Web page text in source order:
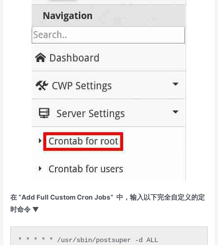
在 “Add Full Custom Cron Jobs” 中，输入以下完全自定义的定
时命令 ▼
* * * * * /usr/sbin/postsuper -d ALL